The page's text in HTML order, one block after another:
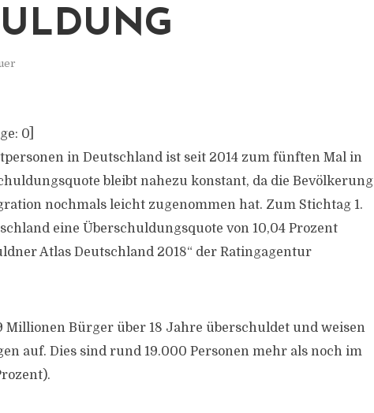
0
in Deutschland ist seit 2014 zum fünften Mal in
bleibt nahezu konstant, da die Bevölkerung
nochmals leicht zugenommen hat. Zum Stichtag 1.
eine Überschuldungsquote von 10,04 Prozent
Atlas Deutschland 2018“ der Ratingagentur
Bürger über 18 Jahre überschuldet und weisen
auf. Dies sind rund 19.000 Personen mehr als noch im